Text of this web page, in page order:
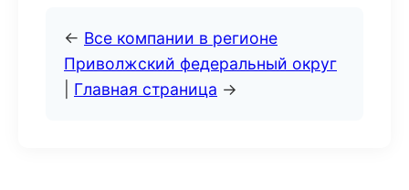
← Все компании в регионе
Приволжский федеральный округ
Главная страница →